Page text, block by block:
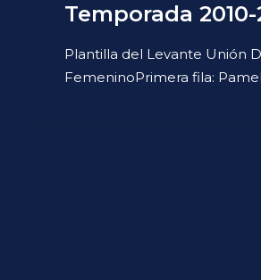
Temporada 2010-
Plantilla del Levante Unión
FemeninoPrimera fila: